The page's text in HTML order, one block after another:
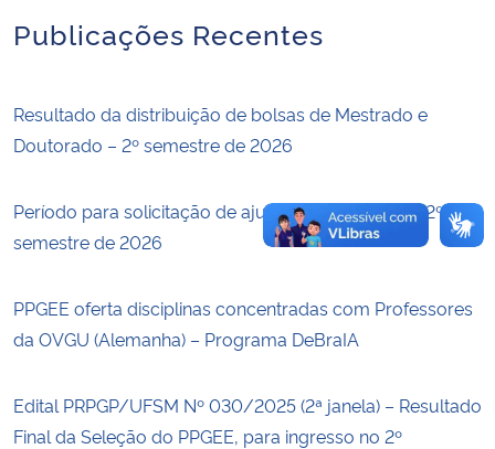
Advocacia-Geral da União
Banco Central do Brasil
Publicações Recentes
Resultado da distribuição de bolsas de Mestrado e
Doutorado – 2º semestre de 2026
Período para solicitação de ajuste de matrículas – 2º
semestre de 2026
PPGEE oferta disciplinas concentradas com Professores
da OVGU (Alemanha) – Programa DeBraIA
Edital PRPGP/UFSM Nº 030/2025 (2ª janela) – Resultado
Final da Seleção do PPGEE, para ingresso no 2º